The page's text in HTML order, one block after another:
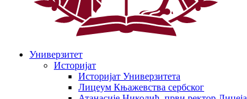
Универзитет
Историјат
Историјат Универзитета
Лицеум Књажевства сербског